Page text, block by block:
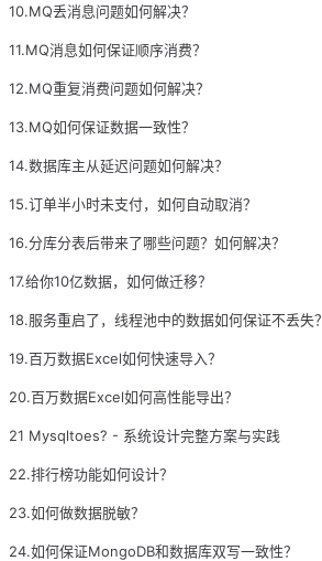
10.MQ丢消息问题如何解决？
11.MQ消息如何保证顺序消费？
12.MQ重复消费问题如何解决？
13.MQ如何保证数据一致性？
14.数据库主从延迟问题如何解决？
15.订单半小时未支付，如何自动取消？
16.分库分表后带来了哪些问题？如何解决？
17.给你10亿数据，如何做迁移？
18.服务重启了，线程池中的数据如何保证不丢失？
19.百万数据Excel如何快速导入？
20.百万数据Excel如何高性能导出？
21 Mysqltoes? - 系统设计完整方案与实践
22.排行榜功能如何设计？
23.如何做数据脱敏？
24.如何保证MongoDB和数据库双写一致性？